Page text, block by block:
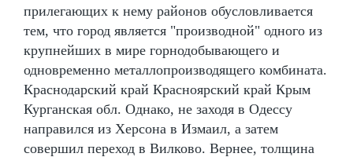
прилегающих к нему районов обусловливается
тем, что город является "производной" одного из
крупнейших в мире горнодобывающего и
одновременно металлопроизводящего комбината.
Краснодарский край Красноярский край Крым
Курганская обл. Однако, не заходя в Одессу
направился из Херсона в Измаил, а затем
совершил переход в Вилково. Вернее, толщина